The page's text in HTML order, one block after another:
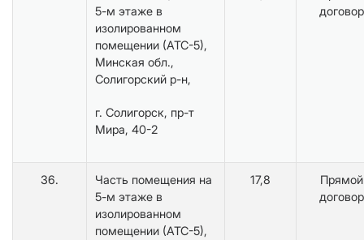
5-м этаже в
изолированном
помещении (АТС-5),
Минская обл.,
Солигорский р-н,
г. Солигорск, пр-т
Мира, 40-2
договор
36.
Часть помещения на
5-м этаже в
изолированном
помещении (АТС-5),
17,8
Прямой
договор